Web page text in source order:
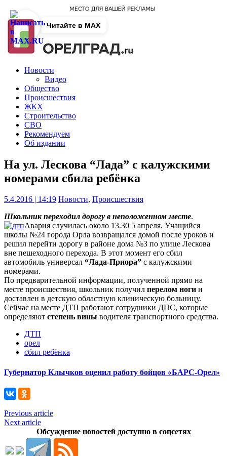
Новости
Видео
Общество
Происшествия
ЖКХ
Строительство
СВО
Рекомендуем
Об издании
На ул. Лескова “Лада” с калужскими
номерами сбила ребёнка
5.4.2016 | 14:19 Новости, Происшествия
Школьник переходил дорогу в неположенном месте.
Авария случилась около 13.30 5 апреля. Учащийся
школы №24 города Орла возвращался домой после уроков и
решил перейти дорогу в районе дома №3 по улице Лескова
вне пешеходного перехода. В этот момент его сбил
автомобиль универсал “Лада-Приора” с калужскими
номерами.
По предварительной информации, полученной прямо на
месте происшествия, школьник получил перелом ноги и
доставлен в детскую областную клиническую больницу.
Сейчас на месте ДТП работают сотрудники ДПС, которые
определяют степень вины водителя транспортного средства.
ДТП
орел
сбил ребёнка
Губернатор Клычков оценил работу бойцов «БАРС-Орел»
Previous article
Next article
Обсуждение новостей доступно в соцсетях
Читайте в MAX